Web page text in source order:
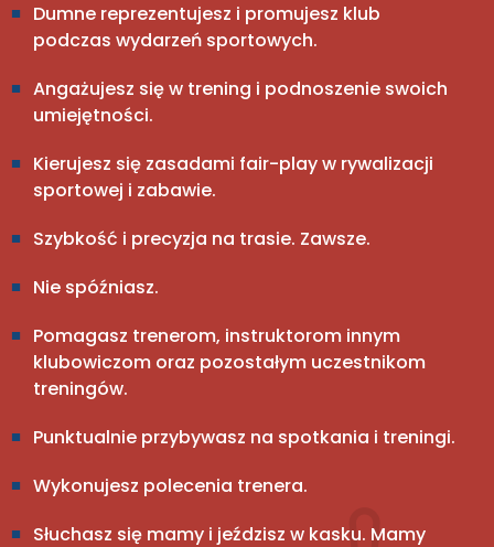
Dumne reprezentujesz i promujesz klub
podczas wydarzeń sportowych.
Angażujesz się w trening i podnoszenie swoich
umiejętności.
Kierujesz się zasadami fair-play w rywalizacji
sportowej i zabawie.
Szybkość i precyzja na trasie. Zawsze.
Nie spóźniasz.
Pomagasz trenerom, instruktorom innym
klubowiczom oraz pozostałym uczestnikom
treningów.
Punktualnie przybywasz na spotkania i treningi.
Wykonujesz polecenia trenera.
Słuchasz się mamy i jeździsz w kasku. Mamy